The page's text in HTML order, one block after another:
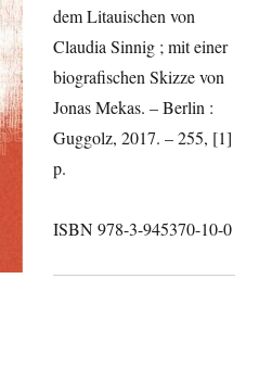
dem Litauischen von
Claudia Sinnig ; mit einer
biografischen Skizze von
Jonas Mekas. – Berlin :
Guggolz, 2017. – 255, [1]
p.
ISBN 978-3-945370-10-0